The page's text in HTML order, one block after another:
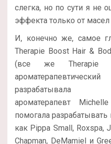
слегка, но по сути я
эффекта только от
И, конечно же, самое
Therapie Boost Hair &
(все же Therapie
разрабатывала
ароматерапевт
помогала
как Pippa Small, Roxspa,
Chapman, DeMamiel и